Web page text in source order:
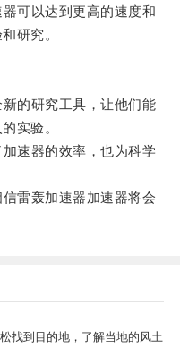
可以达到更高的速度和
研究。
的研究工具，让他们能
实验。
速器的效率，也为科学
雷轰加速器加速器将会
找到目的地，了解当地的风土